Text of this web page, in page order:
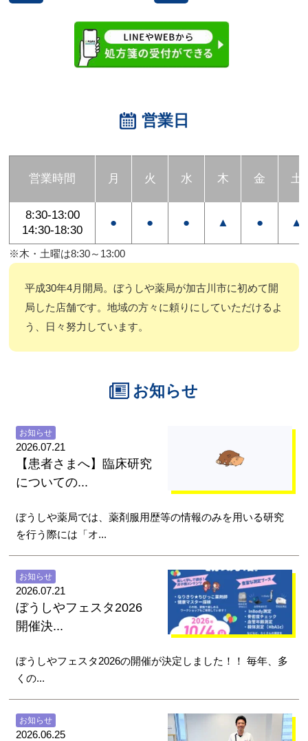
営業日
営業時間 月 火 水 木 金 土
8:30-13:00
14:30-18:30
● ● ● ▲ ● ▲
※木・土曜は8:30～13:00
平成30年4月開局。ぼうしや薬局が加古川市に初めて開
局した店舗です。地域の方々に頼りにしていただけるよ
う、日々努力しています。
お知らせ
2026.07.21
お知らせ
【患者さまへ】臨床研究
についての...
ぼうしや薬局では、薬剤服用歴等の情報のみを用いる研究
を行う際には「オ...
2026.07.21
お知らせ
ぼうしやフェスタ2026
開催決...
ぼうしやフェスタ2026の開催が決定しました！！ 毎年、多
くの...
2026.06.25
お知らせ